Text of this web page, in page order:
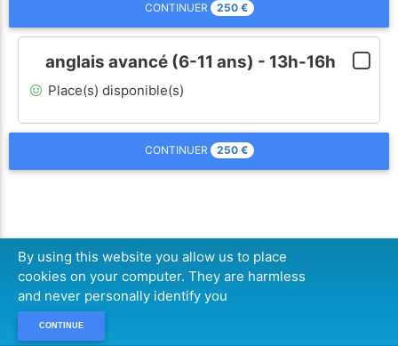
CONTINUER 250 €
anglais avancé (6-11 ans) - 13h-16h
Place(s) disponible(s)
CONTINUER 250 €
By using this website you allow us to place
cookies on your computer. They are harmless
and never personally identify you
CONTINUE